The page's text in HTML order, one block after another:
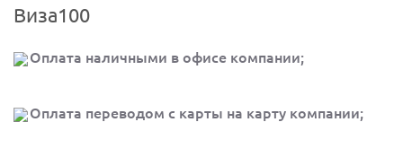
Виза100
Оплата наличными в офисе компании;
Оплата переводом с карты на карту компании;